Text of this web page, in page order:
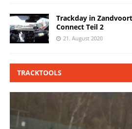
Trackday in
Connect Teil 2
21. August 2020
TRACKTOOLS